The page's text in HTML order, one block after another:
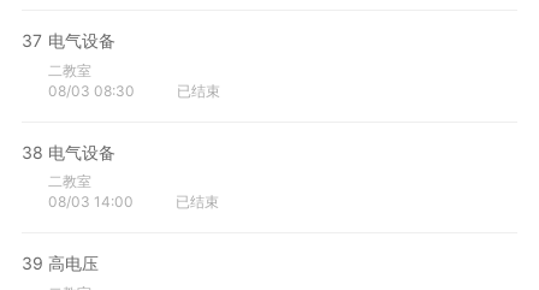
37 电气设备
二教室
08/03 08:30
已结束
38 电气设备
二教室
08/03 14:00
已结束
39 高电压